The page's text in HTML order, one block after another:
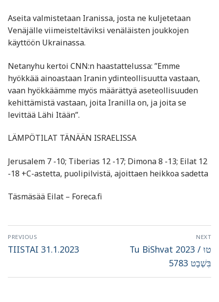
Aseita valmistetaan Iranissa, josta ne kuljetetaan
Venäjälle viimeisteltäviksi venäläisten joukkojen
käyttöön Ukrainassa.
Netanyhu kertoi CNN:n haastattelussa: ”Emme
hyökkää ainoastaan Iranin ydinteollisuutta vastaan,
vaan hyökkäämme myös määrättyä aseteollisuuden
kehittämistä vastaan, joita Iranilla on, ja joita se
levittää Lähi Itään”.
LÄMPÖTILAT TÄNÄÄN ISRAELISSA
Jerusalem 7 -10; Tiberias 12 -17; Dimona 8 -13; Eilat 12
-18 +C-astetta, puolipilvistä, ajoittaen heikkoa sadetta
Täsmäsää Eilat – Foreca.fi
Artikkelien
selaus
PREVIOUS
Previous
TIISTAI 31.1.2023
NEXT
Next
Tu BiShvat 2023 / טוּ
בִּשְׁבָט 5783